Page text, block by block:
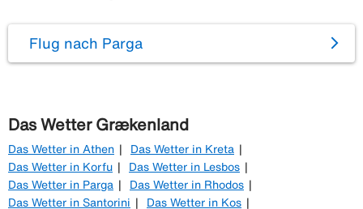
Flug nach Parga
Das Wetter Grækenland
Das Wetter in Athen
Das Wetter in Kreta
Das Wetter in Korfu
Das Wetter in Lesbos
Das Wetter in Parga
Das Wetter in Rhodos
Das Wetter in Santorini
Das Wetter in Kos